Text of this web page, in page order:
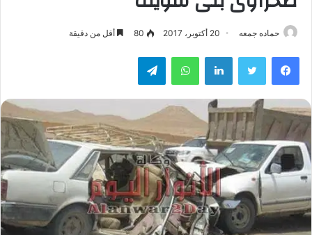
حماده جمعه 20 أكتوبر، 2017 80 أقل من دقيقة
فيسبوك تويتر لينكدإن واتساب تيلقرام